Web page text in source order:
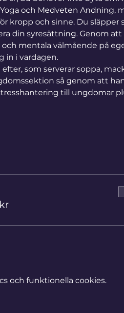
och Medveten Andning,
kropp och sinne. Du släpper
din syresättning. Genom
mentala välmående på
in i vardagen.
som serverar soppa,
så genom att
till ungdomar
och funktionella cookies.